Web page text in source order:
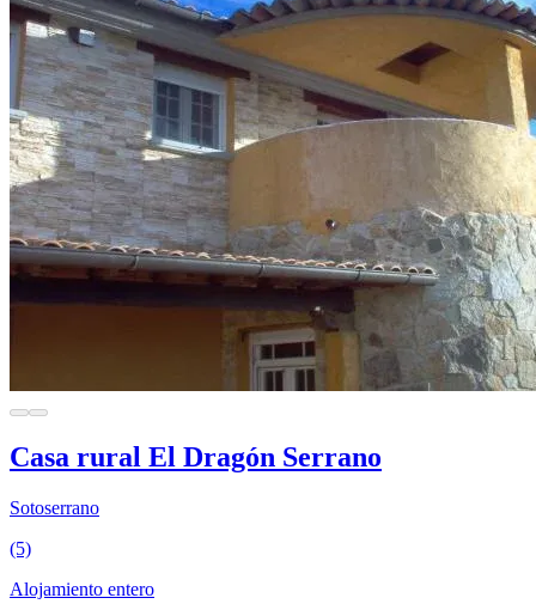
Casa rural El Dragón Serrano
Sotoserrano
(5)
Alojamiento entero